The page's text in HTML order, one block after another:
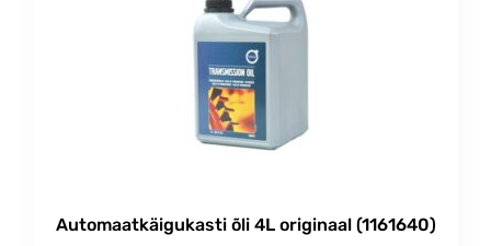
Automaatkäigukasti õli 4L originaal (1161640)